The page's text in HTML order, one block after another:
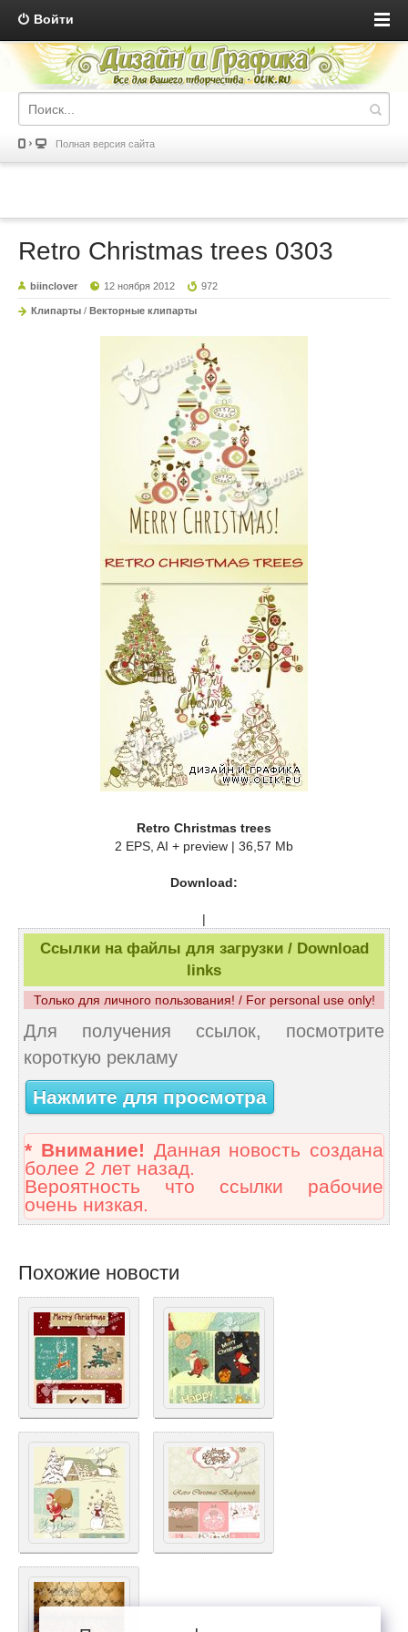
Войти
Полная версия сайта
Retro Christmas trees 0303
biinclover 12 ноября 2012 972
Клипарты / Векторные клипарты
Retro Christmas trees
2 EPS, AI + preview | 36,57 Mb
Download:
|
Ссылки на файлы для загрузки / Download
links
Только для личного пользования! / For personal use only!
Для получения ссылок, посмотрите
короткую рекламу
Нажмите для просмотра
* Внимание! Данная новость создана
более 2 лет назад.
Вероятность что ссылки рабочие
очень низкая.
Похожие новости